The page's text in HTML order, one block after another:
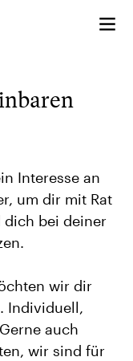
Interesse an
um dir mit Rat
dich bei deiner
wir dir
Individuell,
auch
wir sind für